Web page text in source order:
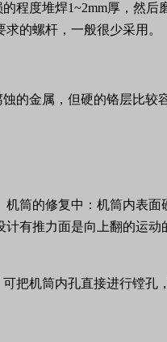
程度堆焊1~2mm厚，然后
的螺杆，一般很少采用。
的金属，但硬的铬层比较
筒的修复中：机筒内表
有推力面是向上翻的运
把机筒内孔直接进行镗孔